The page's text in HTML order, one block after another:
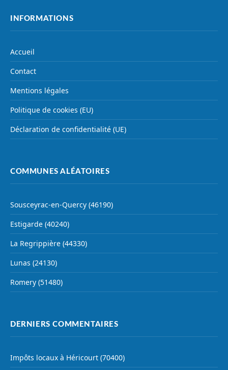
INFORMATIONS
Accueil
Contact
Mentions légales
Politique de cookies (EU)
Déclaration de confidentialité (UE)
COMMUNES ALÉATOIRES
Sousceyrac-en-Quercy (46190)
Estigarde (40240)
La Regrippière (44330)
Lunas (24130)
Romery (51480)
DERNIERS COMMENTAIRES
Impôts locaux à Héricourt (70400)